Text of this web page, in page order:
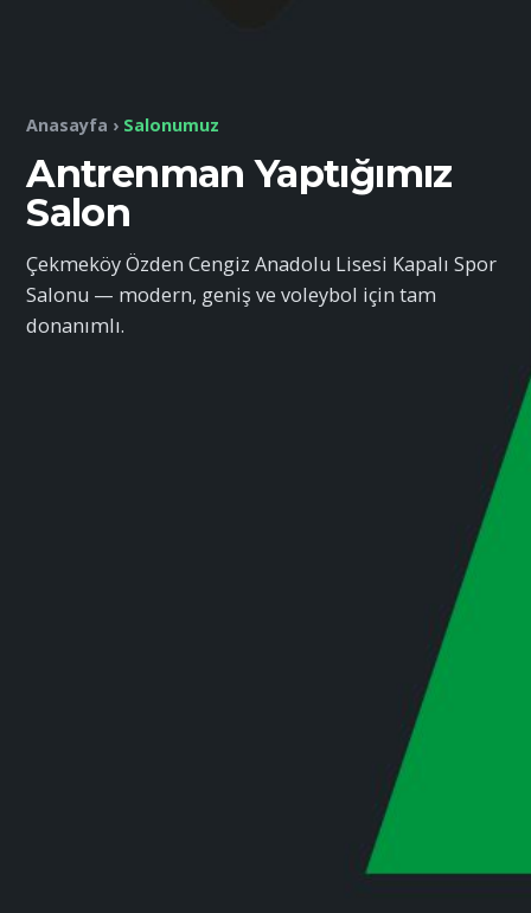
Anasayfa › Salonumuz
Antrenman Yaptığımız
Salon
Çekmeköy Özden Cengiz Anadolu Lisesi Kapalı Spor
Salonu — modern, geniş ve voleybol için tam
donanımlı.